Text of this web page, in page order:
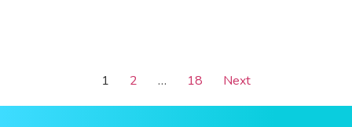
1 2 … 18 Next